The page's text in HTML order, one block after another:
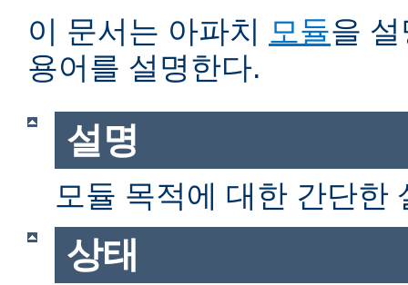
이 문서는 아파치 모듈을
용어를 설명한다.
설명
모듈 목적에 대한 간단한
상태